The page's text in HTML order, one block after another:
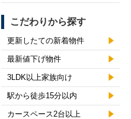
こだわりから探す
更新したての新着物件
最新値下げ物件
3LDK以上家族向け
駅から徒歩15分以内
カースペース2台以上